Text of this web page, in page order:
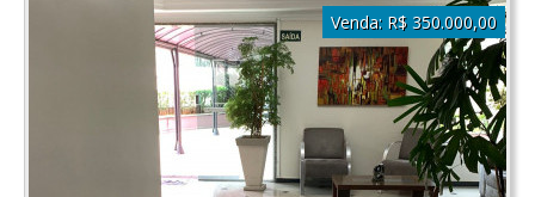
Venda: R$ 350.000,00